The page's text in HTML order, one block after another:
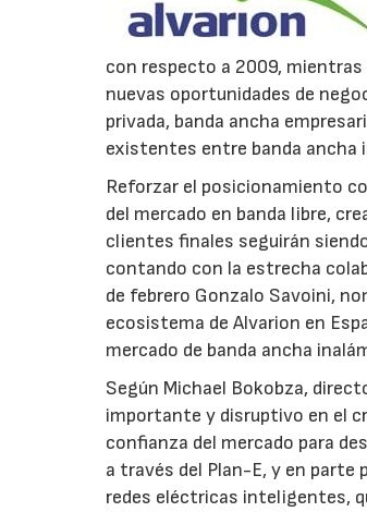
con respecto a 2009,
nuevas oportunidades de
privada, banda ancha
existentes entre banda ancha
Reforzar el posicionamiento
del mercado en banda libre,
clientes finales seguirán
contando con la estrecha
de febrero Gonzalo Savoini,
ecosistema de Alvarion en
mercado de banda ancha
Según Michael Bokobza,
importante y disruptivo en el
confianza del mercado para
a través del Plan-E, y en parte
redes eléctricas inteligentes,